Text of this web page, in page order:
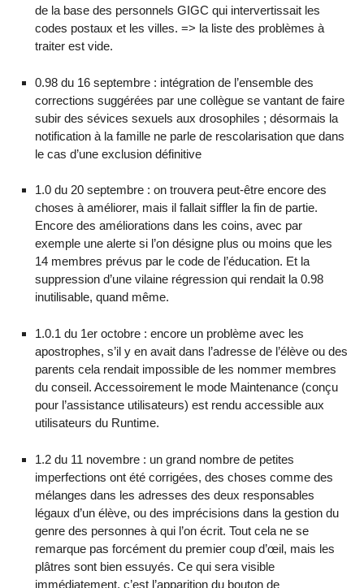
de la base des personnels GIGC qui intervertissait les
codes postaux et les villes. => la liste des problèmes à
traiter est vide.
0.98 du 16 septembre : intégration de l’ensemble des
corrections suggérées par une collègue se vantant de faire
subir des sévices sexuels aux drosophiles ; désormais la
notification à la famille ne parle de rescolarisation que dans
le cas d’une exclusion définitive
1.0 du 20 septembre : on trouvera peut-être encore des
choses à améliorer, mais il fallait siffler la fin de partie.
Encore des améliorations dans les coins, avec par
exemple une alerte si l’on désigne plus ou moins que les
14 membres prévus par le code de l’éducation. Et la
suppression d’une vilaine régression qui rendait la 0.98
inutilisable, quand même.
1.0.1 du 1er octobre : encore un problème avec les
apostrophes, s’il y en avait dans l’adresse de l’élève ou des
parents cela rendait impossible de les nommer membres
du conseil. Accessoirement le mode Maintenance (conçu
pour l’assistance utilisateurs) est rendu accessible aux
utilisateurs du Runtime.
1.2 du 11 novembre : un grand nombre de petites
imperfections ont été corrigées, des choses comme des
mélanges dans les adresses des deux responsables
légaux d’un élève, ou des imprécisions dans la gestion du
genre des personnes à qui l’on écrit. Tout cela ne se
remarque pas forcément du premier coup d’œil, mais les
plâtres sont bien essuyés. Ce qui sera visible
immédiatement, c’est l’apparition du bouton de